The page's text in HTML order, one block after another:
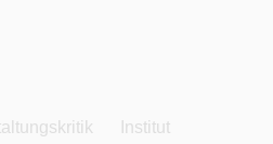
Institut